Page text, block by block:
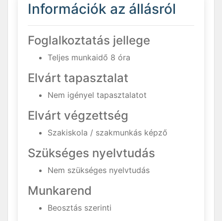
Információk az állásról
Foglalkoztatás jellege
Teljes munkaidő 8 óra
Elvárt tapasztalat
Nem igényel tapasztalatot
Elvárt végzettség
Szakiskola / szakmunkás képző
Szükséges nyelvtudás
Nem szükséges nyelvtudás
Munkarend
Beosztás szerinti